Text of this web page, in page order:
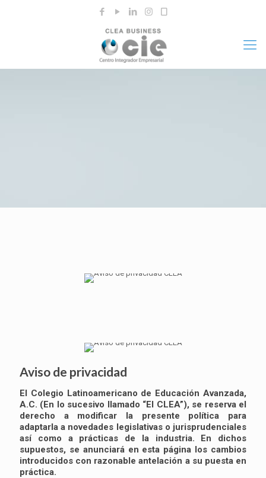
Aviso de privacidad
El Colegio Latinoamericano de Educación Avanzada,
A.C. (En lo sucesivo llamado “El CLEA”), se reserva el
derecho a modificar la presente política para
adaptarla a novedades legislativas o jurisprudenciales
así como a prácticas de la industria. En dichos
supuestos, se anunciará en esta página los cambios
introducidos con razonable antelación a su puesta en
práctica.